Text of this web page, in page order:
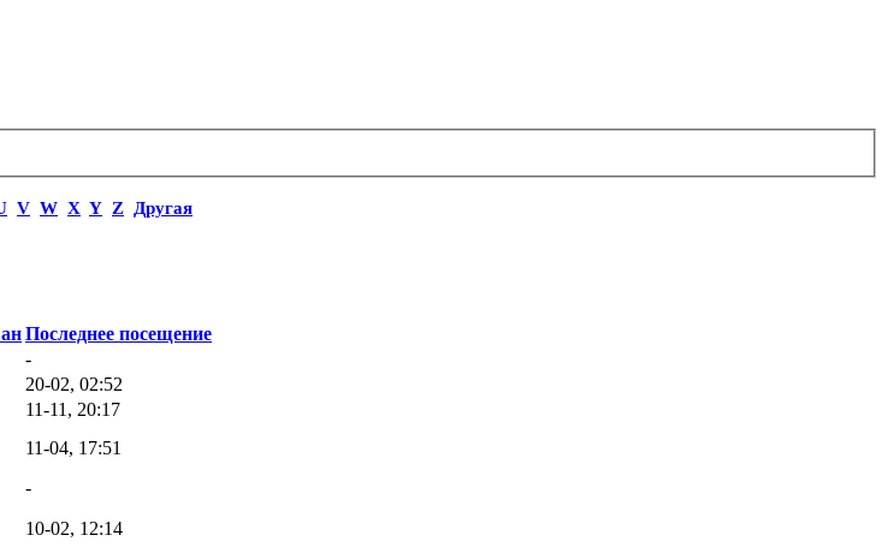
V W X Y Z Другая
Последнее посещение
-
20-02, 02:52
11-11, 20:17
11-04, 17:51
-
10-02, 12:14